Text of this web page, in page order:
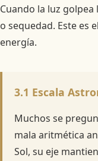
Cuando la luz
o sequedad. Este es
energía.
3.1 Escala
Muchos se
mala aritmética
Sol, su eje